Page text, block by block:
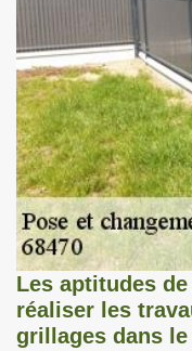
Les aptitudes
réaliser les
grillages dans le